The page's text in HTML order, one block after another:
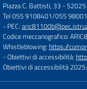
Piazza C. Battisti, 33 -52025
Tel 055 9108401/055
- PEC:
Codice meccanografico:
Whistleblowing: https://
- Obiettivi di accessibilità:
Obiettivi di accessibilità 2025: